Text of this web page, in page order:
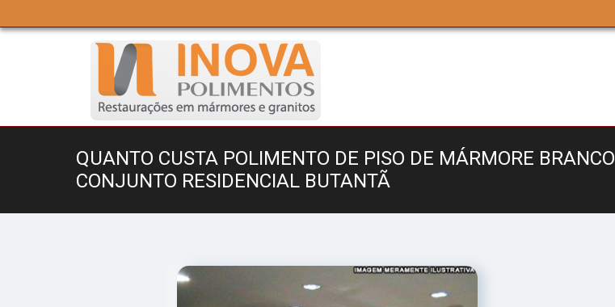
QUANTO CUSTA POLIMENTO DE PISO DE MÁRMORE BRANCO
CONJUNTO RESIDENCIAL BUTANTÃ